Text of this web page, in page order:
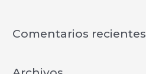
o
:
Comentarios recientes